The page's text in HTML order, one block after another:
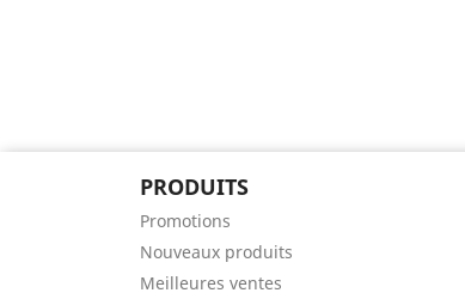
PRODUITS
Promotions
Nouveaux produits
Meilleures ventes